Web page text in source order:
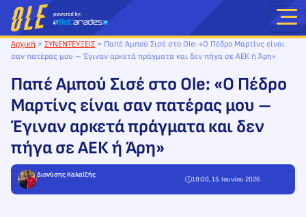
Μετάβαση
στο
περιεχόμενο
Αρχική > ΣΥΝΕΝΤΕΥΞΕΙΣ > Παπέ Αμπού Σισέ στο Ole: «Ο Πέδρο Μαρτίνς είναι
σαν πατέρας μου – Έγιναν αρκετά πράγματα και δεν πήγα σε ΑΕΚ ή Άρη»
Παπέ Αμπού Σισέ στο Ole: «Ο Πέδρο
Μαρτίνς είναι σαν πατέρας μου –
Έγιναν αρκετά πράγματα και δεν
πήγα σε ΑΕΚ ή Άρη»
Διονύσης Καλαϊζής
18:00, 15. Ιουνίου 2026